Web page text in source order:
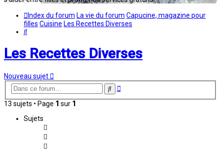
Index du forum La vie du forum Capucine, magazine pour
filles Cuisine Les Recettes Diverses
Rechercher
Les Recettes Diverses
Nouveau sujet
Rechercher
Recherche
13 sujets • Page 1 sur 1
Sujets